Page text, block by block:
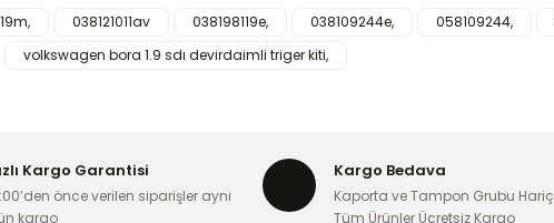
038121011av 038198119e, 038109244e, 058109244,
volkswagen bora 1.9 sdı devirdaimli triger kiti,
Kargo Garantisi
önce verilen siparişler aynı
kargo
Kargo Bedava
Kaporta ve Tampon Grubu Hariç
Tüm Ürünler Ücretsiz Kargo